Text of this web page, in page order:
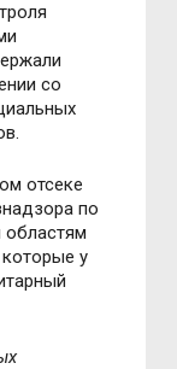
со
отсеке
по
у